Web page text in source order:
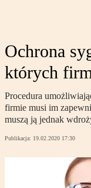
Ochrona
których
Procedura
firmie musi im
muszą ją jednak
Publikacja: 19.02.2020 17:30